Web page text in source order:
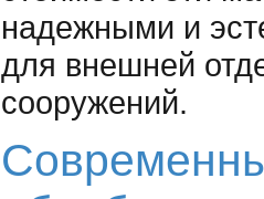
надежными и
для внешней
сооружений.